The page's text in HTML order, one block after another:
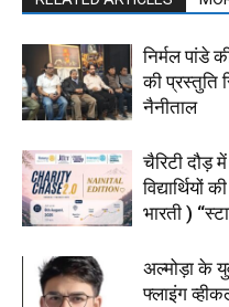
निर्मल पांडे
की प्रस्तुति
नैनीताल
चैरिटी दौड़
विद्यार्थियों
भारती )
अल्मोड़ा के
फ्लाइंग